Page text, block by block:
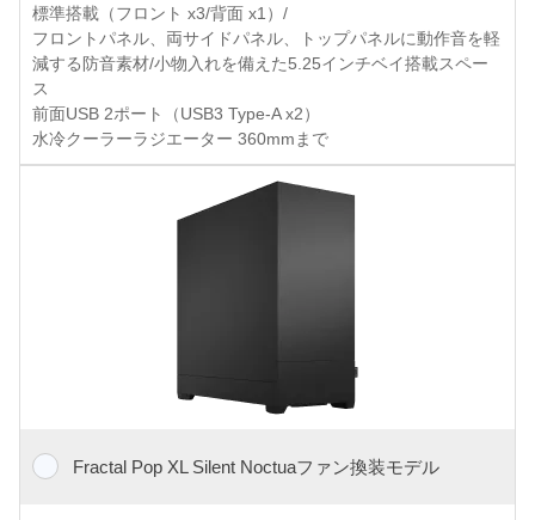
標準搭載（フロント x3/背面 x1）/
フロントパネル、両サイドパネル、トップパネルに動作音を軽
減する防音素材/小物入れを備えた5.25インチベイ搭載スペー
ス
前面USB 2ポート（USB3 Type-A x2）
水冷クーラーラジエーター 360mmまで
Fractal Pop XL Silent Noctuaファン換装モデル